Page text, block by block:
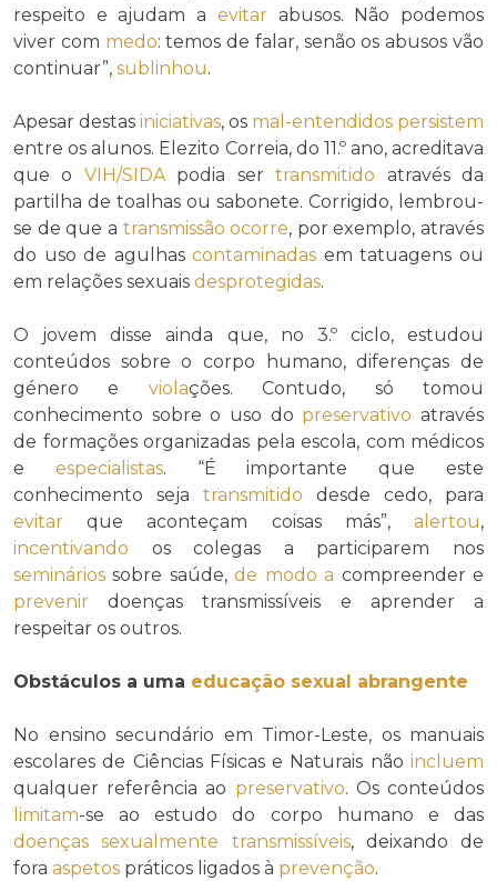
respeito e ajudam a evitarabusos. Não podemos
viver com medo: temos de falar, senão os abusos vão
continuar”, sublinhou.
Apesar destas iniciativas, os mal-entendidos persistem
entre os alunos. Elezito Correia, do 11.º ano, acreditava
que o VIH/SIDApodia sertransmitido através da
partilha de toalhas ou sabonete. Corrigido, lembrou-
se de que a transmissão ocorre, por exemplo, através
do uso de agulhascontaminadas em tatuagens ou
em relações sexuais desprotegidas.
O jovem disse ainda que, no 3.º ciclo, estudou
conteúdos sobre o corpo humano, diferenças de
género e violações. Contudo, só tomou
conhecimento sobre o uso do preservativo através
de formações organizadas pela escola, com médicos
e especialistas. “É importante que este
conhecimento seja transmitido desde cedo, para
evitar que aconteçam coisas más”, alertou,
incentivando os colegas a participarem nos
seminários sobre saúde,de modo a compreender e
prevenir doenças transmissíveis e aprender a
respeitar os outros.
Obstáculos a uma educação sexual abrangente
No ensino secundário em Timor-Leste, os manuais
escolares de Ciências Físicas e Naturais não incluem
qualquer referência ao preservativo. Os conteúdos
limitam-se ao estudo do corpo humano e das
doenças sexualmente transmissíveis, deixando de
fora aspetos práticos ligados à prevenção.